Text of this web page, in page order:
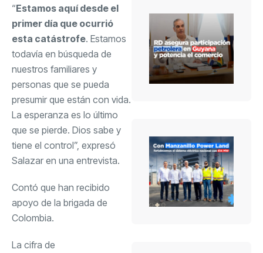
“Estamos aquí desde el
primer día que ocurrió
esta catástrofe. Estamos
todavía en búsqueda de
nuestros familiares y
personas que se pueda
presumir que están con vida.
La esperanza es lo último
que se pierde. Dios sabe y
tiene el control”, expresó
Salazar en una entrevista.
Contó que han recibido
apoyo de la brigada de
Colombia.
La cifra de